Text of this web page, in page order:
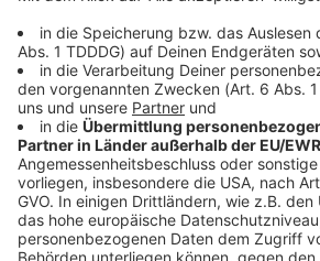
DAS KÖNNTE DICH AUCH INTERESSIEREN